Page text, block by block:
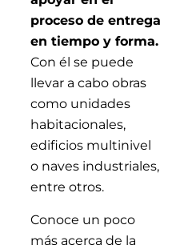
proceso de entrega
en tiempo y forma.
Con él se puede
llevar a cabo obras
como unidades
habitacionales,
edificios multinivel
o naves industriales,
entre otros.
Conoce un poco
más acerca de la